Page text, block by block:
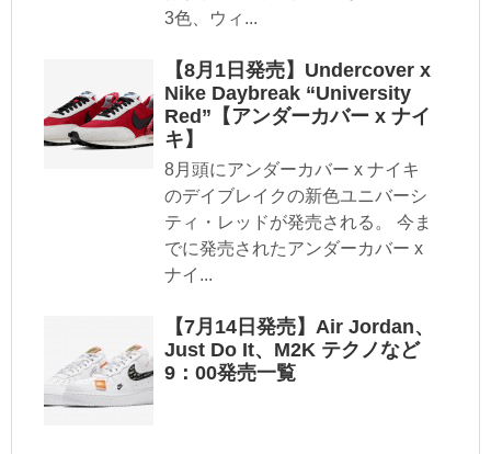
3色、ウィ...
【8月1日発売】Undercover x
Nike Daybreak “University
Red”【アンダーカバー x ナイ
キ】
8月頭にアンダーカバー x ナイキ
のデイブレイクの新色ユニバーシ
ティ・レッドが発売される。 今ま
でに発売されたアンダーカバー x
ナイ...
【7月14日発売】Air Jordan、
Just Do It、M2K テクノなど
9：00発売一覧